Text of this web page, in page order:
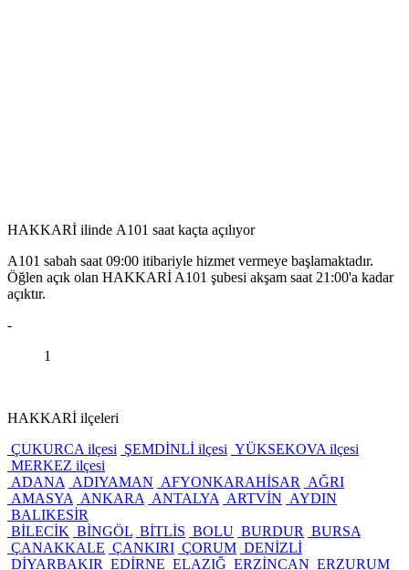
HAKKARİ ilinde A101 saat kaçta açılıyor
A101 sabah saat 09:00 itibariyle hizmet vermeye başlamaktadır.
Öğlen açık olan HAKKARİ A101 şubesi akşam saat 21:00'a kadar
açıktır.
-
1
HAKKARİ ilçeleri
ÇUKURCA ilçesi ŞEMDİNLİ ilçesi YÜKSEKOVA ilçesi
MERKEZ ilçesi
ADANA ADIYAMAN AFYONKARAHİSAR
AĞRI
AMASYA ANKARA ANTALYA ARTVİN AYDIN
BALIKESİR
BİLECİK BİNGÖL BİTLİS BOLU BURDUR BURSA
ÇANAKKALE ÇANKIRI ÇORUM DENİZLİ
DİYARBAKIR EDİRNE ELAZIĞ ERZİNCAN ERZURUM